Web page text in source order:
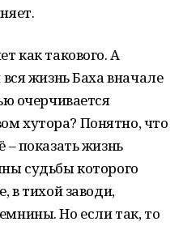
как такового. А
жизнь Баха вначале
очерчивается
хутора? Понятно, что
– показать жизнь
судьбы которого
в тихой заводи,
Но если так, то